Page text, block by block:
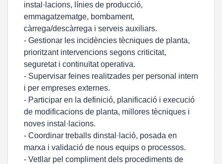
instal·lacions, línies de producció,
emmagatzematge, bombament,
càrrega/descàrrega i serveis auxiliars.
- Gestionar les incidències tècniques de planta,
prioritzant intervencions segons criticitat,
seguretat i continuïtat operativa.
- Supervisar feines realitzades per personal intern
i per empreses externes.
- Participar en la definició, planificació i execució
de modificacions de planta, millores tècniques i
noves instal·lacions.
- Coordinar treballs dinstal·lació, posada en
marxa i validació de nous equips o processos.
- Vetllar pel compliment dels procediments de